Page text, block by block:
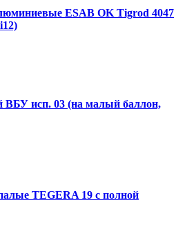
ESAB OK Tigrod 4047
ВБУ исп. 03 (на малый баллон,
TEGERA 19 с полной